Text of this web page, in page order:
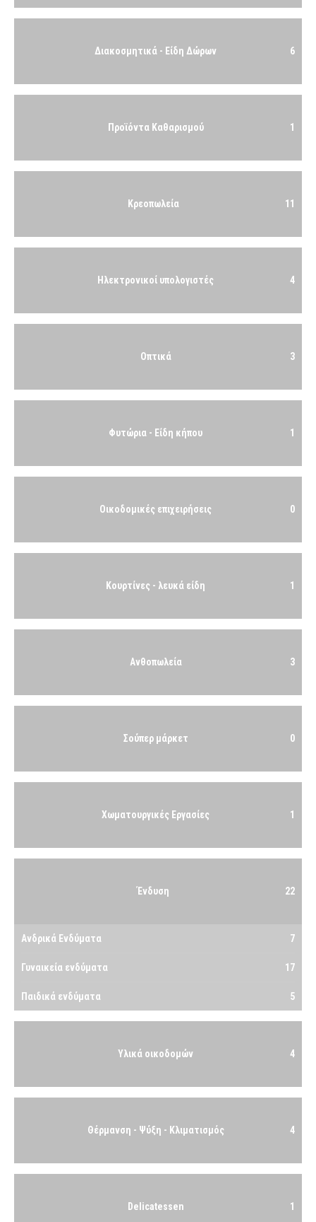
Διακοσμητικά - Είδη Δώρων 6
Προϊόντα Καθαρισμού 1
Κρεοπωλεία 11
Ηλεκτρονικοί υπολογιστές 4
Οπτικά 3
Φυτώρια - Είδη κήπου 1
Οικοδομικές επιχειρήσεις 0
Κουρτίνες - λευκά είδη 1
Ανθοπωλεία 3
Σούπερ μάρκετ 0
Χωματουργικές Εργασίες 1
Ένδυση 22
Ανδρικά Ενδύματα 7
Γυναικεία ενδύματα 17
Παιδικά ενδύματα 5
Υλικά οικοδομών 4
Θέρμανση - Ψύξη - Κλιματισμός 4
Delicatessen 1